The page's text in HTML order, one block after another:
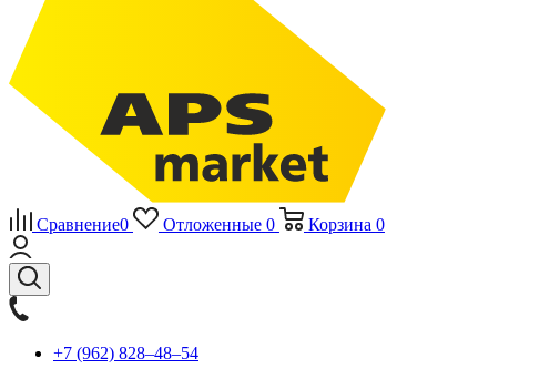
Сравнение0 Отложенные 0 Корзина 0
+7 (962) 828‒48‒54